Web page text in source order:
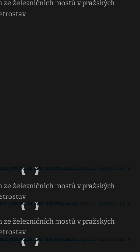
železničních mostů v pražských
železničních mostů v pražských
železničních mostů v pražských